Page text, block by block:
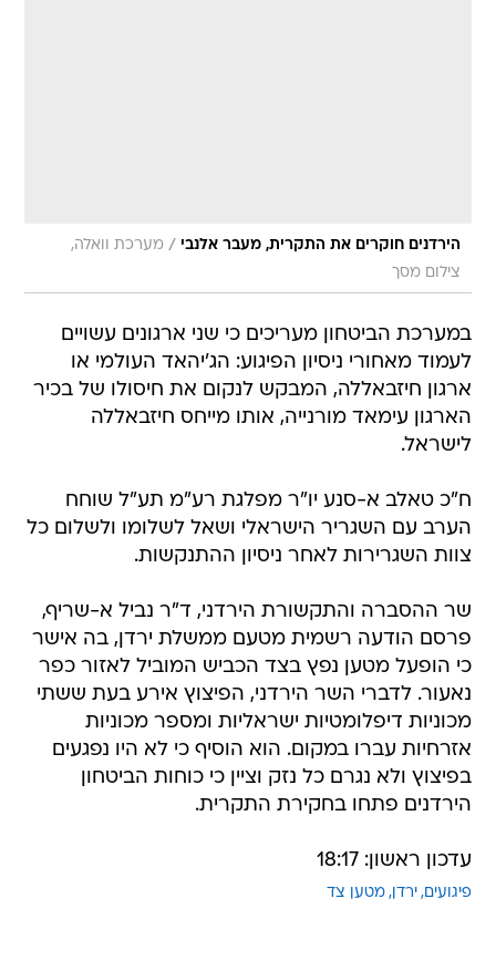
הירדנים חוקרים את התקרית, מעבר אלנבי / מערכת וואלה,
צילום מסך
במערכת הביטחון מעריכים כי שני ארגונים עשויים
לעמוד מאחורי ניסיון הפיגוע: הג'יהאד העולמי או
ארגון חיזבאללה, המבקש לנקום את חיסולו של בכיר
הארגון עימאד מורנייה, אותו מייחס חיזבאללה
לישראל.
ח"כ טאלב א-סנע יו"ר מפלגת רע"מ תע"ל שוחח
הערב עם השגריר הישראלי ושאל לשלומו ולשלום כל
צוות השגרירות לאחר ניסיון ההתנקשות.
שר ההסברה והתקשורת הירדני, ד"ר נביל א-שריף,
פרסם הודעה רשמית מטעם ממשלת ירדן, בה אישר
כי הופעל מטען נפץ בצד הכביש המוביל לאזור כפר
נאעור. לדברי השר הירדני, הפיצוץ אירע בעת ששתי
מכוניות דיפלומטיות ישראליות ומספר מכוניות
אזרחיות עברו במקום. הוא הוסיף כי לא היו נפגעים
בפיצוץ ולא נגרם כל נזק וציין כי כוחות הביטחון
הירדנים פתחו בחקירת התקרית.
עדכון ראשון: 18:17
פיגועים ירדן מטען צד